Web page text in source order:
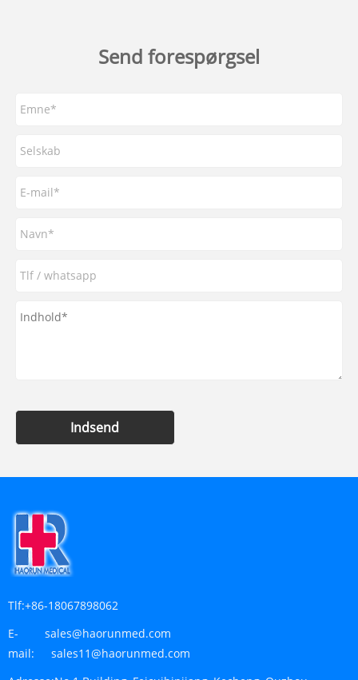
Send forespørgsel
Indsend
Tlf:+86-18067898062
E-
mail:
sales@haorunmed.com
sales11@haorunmed.com